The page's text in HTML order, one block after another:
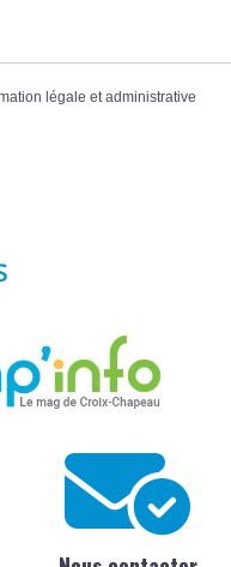
légale et administrative